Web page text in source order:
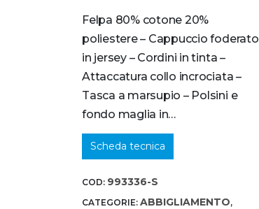
Felpa 80% cotone 20%
poliestere – Cappuccio foderato
in jersey – Cordini in tinta –
Attaccatura collo incrociata –
Tasca a marsupio – Polsini e
fondo maglia in…
Scheda tecnica
COD: 993336-S
CATEGORIE: ABBIGLIAMENTO,